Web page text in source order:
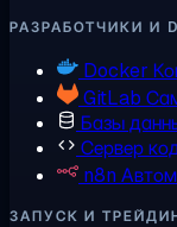
РАЗРАБОТЧИКИ И
Docker
GitLab
Базы
Сервер
n8n
ЗАПУСК И